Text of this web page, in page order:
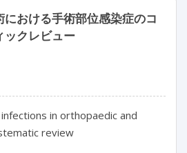
おける手術部位感染症のコ
ックレビュー
in orthopaedic and
review